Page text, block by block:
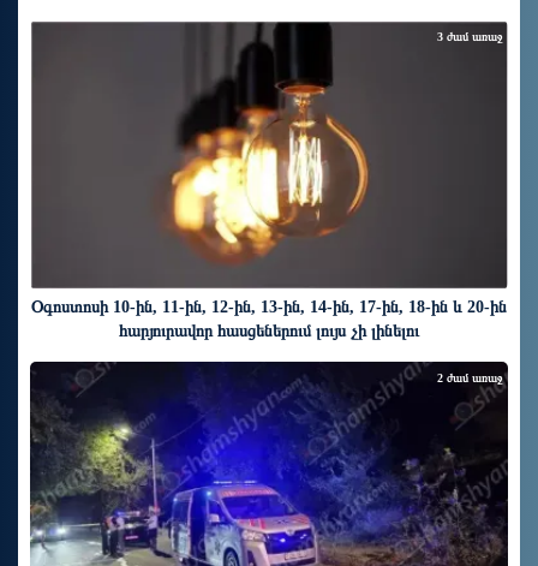
Օգոստոսի 10-ին, 11-ին, 12-ին, 13-ին, 14-ին, 17-ին, 18-ին և 20-ին
հարյուրավոր հասցեներում լույս չի լինելու
3 ժամ առաջ
2 ժամ առաջ